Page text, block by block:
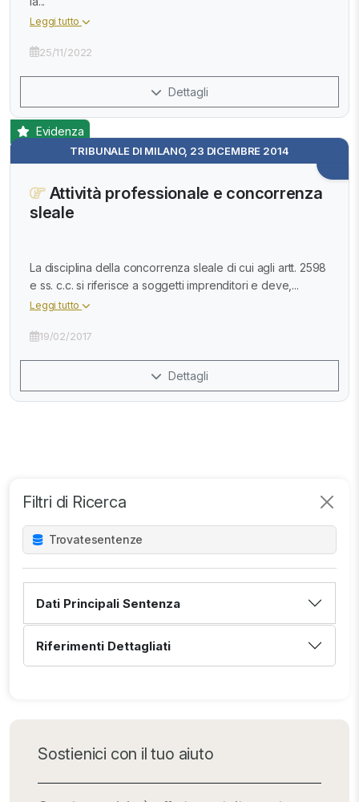
Filtri di Ricerca
Trovatesentenze
Dati Principali Sentenza
Riferimenti Dettagliati
Sostienici con il tuo aiuto
Leggi tutto
25/11/2022
Dettagli
TRIBUNALE DI MILANO, 23 DICEMBRE 2014
Evidenza
Attività professionale e concorrenza
sleale
La disciplina della concorrenza sleale di cui agli artt. 2598
e ss. c.c. si riferisce a soggetti imprenditori e deve,...
Leggi tutto
19/02/2017
Dettagli